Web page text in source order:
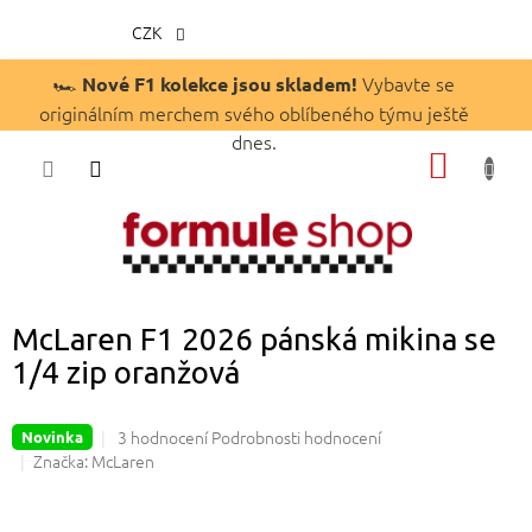
obsah
🏎️ Nové F1 kolekce jsou skladem! Vybavte se
originálním merchem svého oblíbeného týmu ještě
dnes.
CZK
McLaren F1 2026 pánská mikina se
1/4 zip oranžová
Novinka
Průměrné
hodnocení
3 hodnoceníPodrobnosti hodnocení
Značka: McLaren